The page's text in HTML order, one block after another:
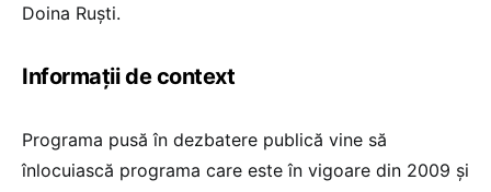
Doina Ruști.
Informații de context
Programa pusă în dezbatere publică vine să
înlocuiască programa care este în vigoare din 2009 și